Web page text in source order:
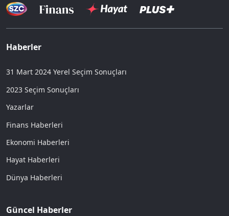
Haberler
31 Mart 2024 Yerel Seçim Sonuçları
2023 Seçim Sonuçları
Yazarlar
Finans Haberleri
Ekonomi Haberleri
Hayat Haberleri
Dünya Haberleri
Güncel Haberler